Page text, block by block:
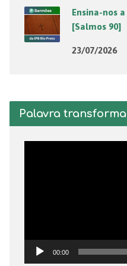
Ensina-nos
[Salmos 90]
23/07/2026
Palavra
00:00